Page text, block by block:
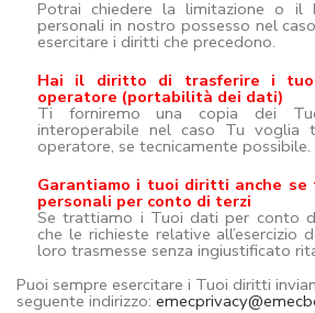
Potrai chiedere la limitazione o il
personali in nostro possesso nel
esercitare i diritti che precedono.
Hai il diritto di trasferire i
operatore (portabilità dei dati)
Ti forniremo una copia dei
interoperabile nel caso Tu voglia
operatore, se tecnicamente possibile.
Garantiamo i tuoi diritti anche
personali per conto di terzi
Se trattiamo i Tuoi dati per conto
che le richieste relative all’esercizio
loro trasmesse senza ingiustificato
Puoi sempre esercitare i Tuoi diritti
seguente indirizzo: